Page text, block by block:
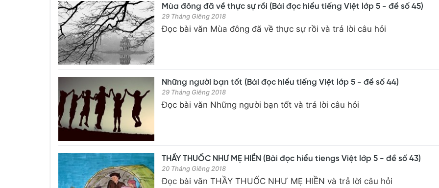
Mùa đông đã về thực sự rồi (Bài đọc hiểu tiếng Việt lớp 5 - đề số 45)
29 Tháng Giêng 2018
Đọc bài văn Mùa đông đã về thực sự rồi và trả lời câu hỏi
Những người bạn tốt (Bài đọc hiểu tiếng Việt lớp 5 - đề số 44)
29 Tháng Giêng 2018
Đọc bài văn Những người bạn tốt và trả lời câu hỏi
THẦY THUỐC NHƯ MẸ HIỀN (Bài đọc hiểu tiengs Việt lớp 5 - đề số 43)
20 Tháng Giêng 2018
Đọc bài văn THẦY THUỐC NHƯ MẸ HIỀN và trả lời câu hỏi